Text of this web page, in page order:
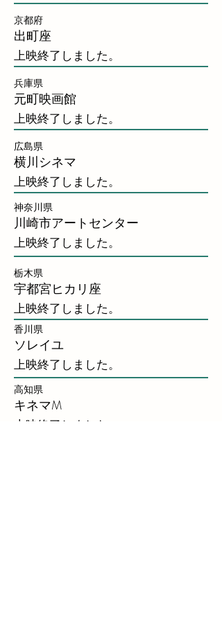
京都府
出町座
上映終了しました。
兵庫県
元町映画館
上映終了しました。
広島県
横川シネマ
上映終了しました。
神奈川県
川崎市アートセンター
上映終了しました。
栃木県
宇都宮ヒカリ座
上映終了しました。
香川県
​ソレイユ
上映終了しました。
高知県
キネマM
上映終了しました。